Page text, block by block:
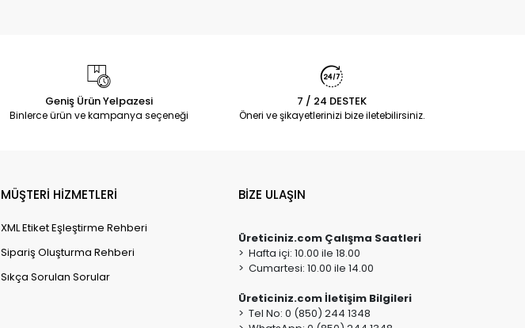
Geniş Ürün Yelpazesi
Binlerce ürün ve kampanya seçeneği
7 / 24 DESTEK
Öneri ve şikayetlerinizi bize iletebilirsiniz.
MÜŞTERİ HİZMETLERİ
XML Etiket Eşleştirme Rehberi
Sipariş Oluşturma Rehberi
Sıkça Sorulan Sorular
BİZE ULAŞIN
Üreticiniz.com Çalışma Saatleri
> Hafta içi: 10.00 ile 18.00
> Cumartesi: 10.00 ile 14.00
Üreticiniz.com İletişim Bilgileri
> Tel No: 0 (850) 244 1348